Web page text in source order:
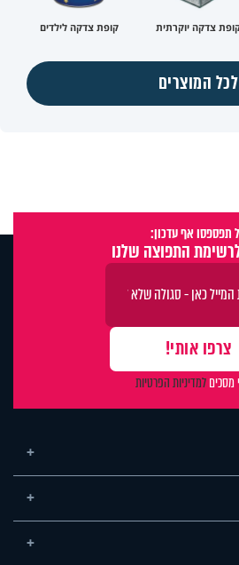
צדקה יוקרתית קופת צדקה לילדים
לכל המוצרים
תפספסו אף עדכון:
התפוצה שלנו
מסכיםלמדיניות הפרטיות